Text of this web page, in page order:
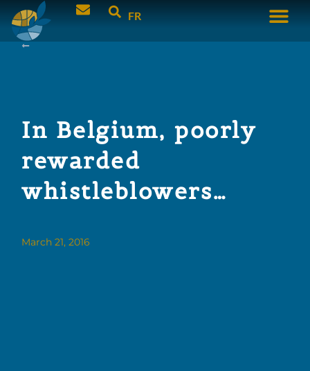
FR
In Belgium, poorly
rewarded
whistleblowers…
March 21, 2016